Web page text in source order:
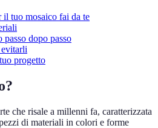
il tuo mosaico fai da te
passo dopo passo
progetto
che risale a millenni fa, caratterizzata
di materiali in colori e forme